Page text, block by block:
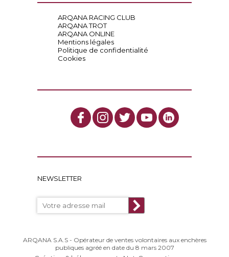
ARQANA RACING CLUB
ARQANA TROT
ARQANA ONLINE
Mentions légales
Politique de confidentialité
Cookies
NEWSLETTER
ARQANA S.A.S - Opérateur de ventes volontaires aux enchères
publiques agréé en date du 8 mars 2007